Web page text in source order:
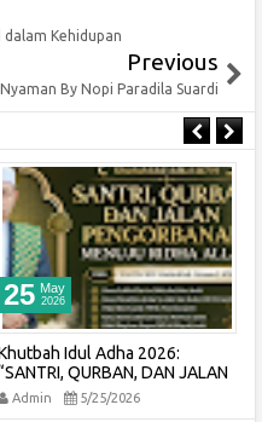
Kehidupan
Previous
By Nopi Paradila Suardi
25 May
2026
Idul Adha 2026:
Generasi Tangguh
di Era Modern, Teladan Nabi
as.
Admin 5/25/2026